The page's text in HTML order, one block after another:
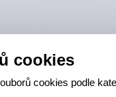
cookies
cookies podle